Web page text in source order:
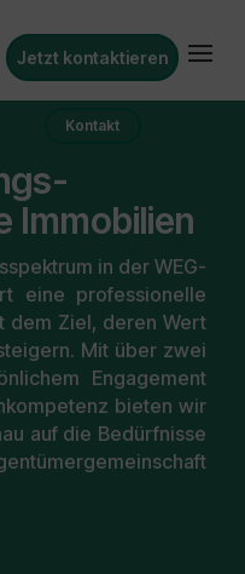
Jetzt kontaktieren
Kontakt
Immobilien
in der WEG-
eine professionelle
dem Ziel, deren Wert
Mit über zwei
Engagement
bieten wir
auf die Bedürfnisse